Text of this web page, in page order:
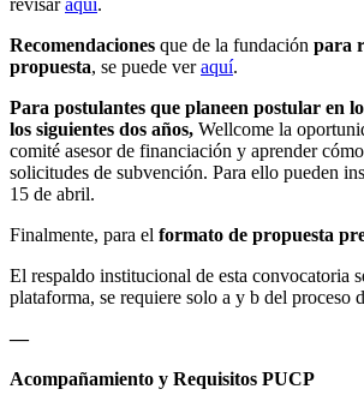
Recomendaciones que de la fundación para
propuesta, se puede veraquí.
Para postulantes que planeen postular en
los siguientes dos años, Wellcome la
comité asesor de financiación y aprender
solicitudes de subvención. Para ello pueden
15 de abril.
Finalmente, para el formato de propuesta
El respaldo institucional de esta convocatoria
plataforma, se requiere solo a y b del proceso
—
Acompañamiento y Requisitos PUCP